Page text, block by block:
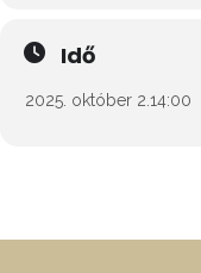
Idő
2025. október 2. 14:00